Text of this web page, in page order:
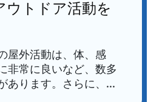
ウトドア活動を
屋外活動は、体、感
非常に良いなど、数多
あります。さらに、...